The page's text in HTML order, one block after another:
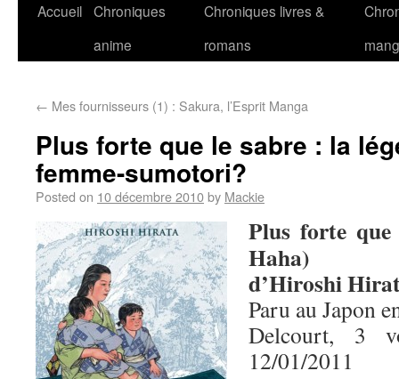
Accueil Chroniques
anime
Chroniques livres &
romans
← Mes fournisseurs (1) : Sakura, l’Esprit Manga
Plus forte que le sabre : la
femme-sumotori?
Posted on 10 décembre 2010by Mackie
Plus forte
Haha)
d’Hiroshi
Paru au Japon
Delcourt, 3
12/01/2011